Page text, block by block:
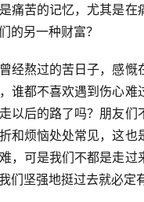
痛苦的记忆，尤其是
的另一种财富？
经熬过的苦日子，感
谁都不喜欢遇到伤心
以后的路了吗？朋友
和烦恼处处常见，这
，可是我们不都是走
们坚强地挺过去就必定